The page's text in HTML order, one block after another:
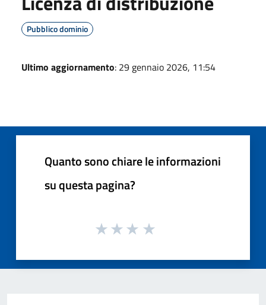
Pubblico dominio
Ultimo aggiornamento: 29 gennaio 2026, 11:54
Quanto sono chiare le informazioni
su questa pagina?